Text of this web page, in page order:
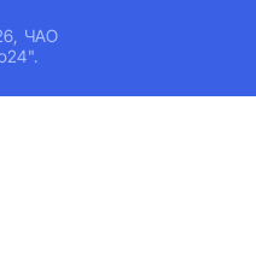
ЧАО